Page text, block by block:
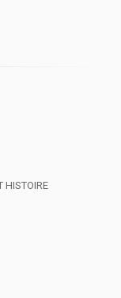
HISTOIRE